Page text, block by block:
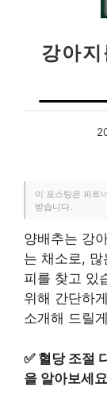
강아
이 포스팅은 파트
받습니다.
양배추는 강
는 채소로,
피를 찾고 있
위해 간단하
소개해 드릴
✅ 혈당 조절
을 알아보세